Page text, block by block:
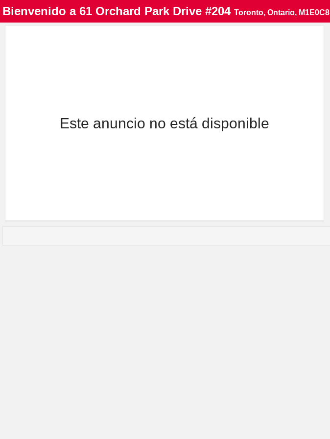
Bienvenido a61 Orchard Park Drive #204 Toronto, Ontario, M1E0C8
Este anuncio no está disponible